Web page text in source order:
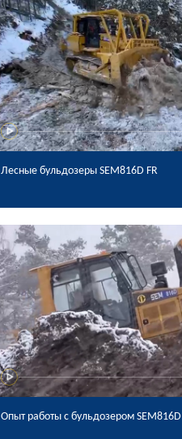
Лесные бульдозеры SEM816D FR
Опыт работы с бульдозером SEM816D